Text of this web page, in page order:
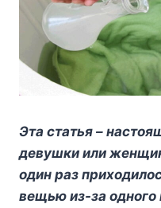
Эта статья –
девушки или
один раз
вещью из-за